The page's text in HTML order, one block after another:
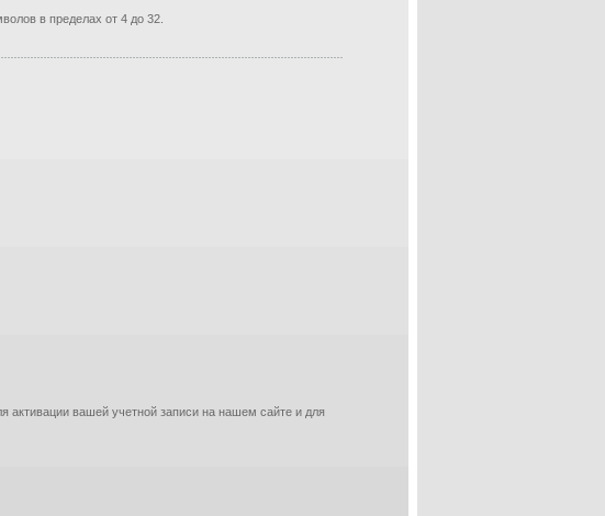
в пределах от 4 до 32.
активации вашей учетной записи на нашем сайте и для